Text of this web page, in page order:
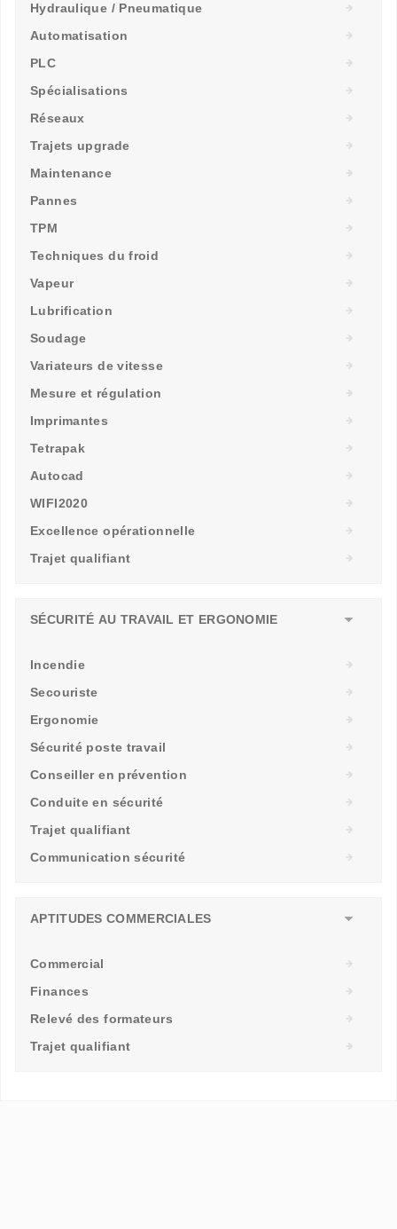
Hydraulique / Pneumatique
Automatisation
PLC
Spécialisations
Réseaux
Trajets upgrade
Maintenance
Pannes
TPM
Techniques du froid
Vapeur
Lubrification
Soudage
Variateurs de vitesse
Mesure et régulation
Imprimantes
Tetrapak
Autocad
WIFI2020
Excellence opérationnelle
Trajet qualifiant
SÉCURITÉ AU TRAVAIL ET ERGONOMIE
Incendie
Secouriste
Ergonomie
Sécurité poste travail
Conseiller en prévention
Conduite en sécurité
Trajet qualifiant
Communication sécurité
APTITUDES COMMERCIALES
Commercial
Finances
Relevé des formateurs
Trajet qualifiant